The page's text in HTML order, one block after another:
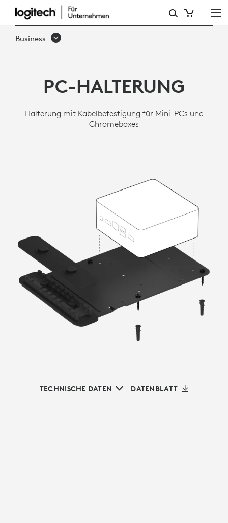
LOGITECH
PC-
Business
PC-HALTERUNG
Halterung mit Kabelbefestigung für Mini-PCs und
Chromeboxes
TECHNISCHE DATEN DATENBLATT